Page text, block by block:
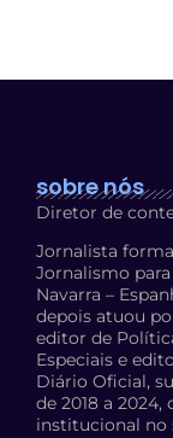
sobre nós
Diretor de
Jornalista
Jornalismo
Navarra –
depois atuou
editor de
Especiais e
Diário Oficial,
de 2018 a
institucional no